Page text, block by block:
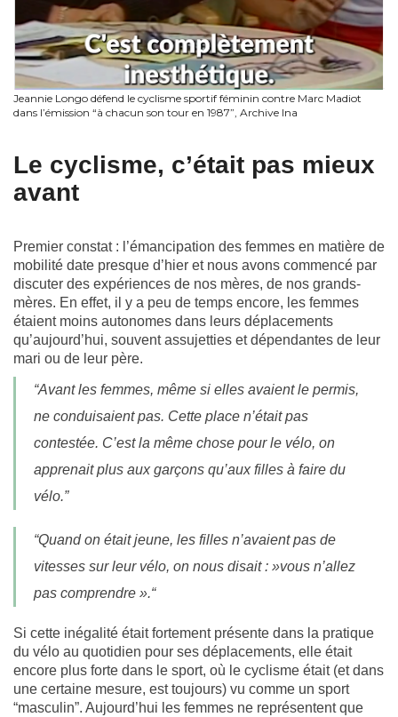
Jeannie Longo défend le cyclisme sportif féminin contre Marc Madiot
dans l’émission “à chacun son tour en 1987”, Archive Ina
Le cyclisme, c’était pas mieux
avant
Premier constat : l’émancipation des femmes en matière de
mobilité date presque d’hier et nous avons commencé par
discuter des expériences de nos mères, de nos grands-
mères. En effet, il y a peu de temps encore, les femmes
étaient moins autonomes dans leurs déplacements
qu’aujourd’hui, souvent assujetties et dépendantes de leur
mari ou de leur père.
“Avant les femmes, même si elles avaient le permis,
ne conduisaient pas. Cette place n’était pas
contestée. C’est la même chose pour le vélo, on
apprenait plus aux garçons qu’aux filles à faire du
vélo.”
“Quand on était jeune, les filles n’avaient pas de
vitesses sur leur vélo, on nous disait : »vous n’allez
pas comprendre ».“
Si cette inégalité était fortement présente dans la pratique
du vélo au quotidien pour ses déplacements, elle était
encore plus forte dans le sport, où le cyclisme était (et dans
une certaine mesure, est toujours) vu comme un sport
“masculin”. Aujourd’hui les femmes ne représentent que